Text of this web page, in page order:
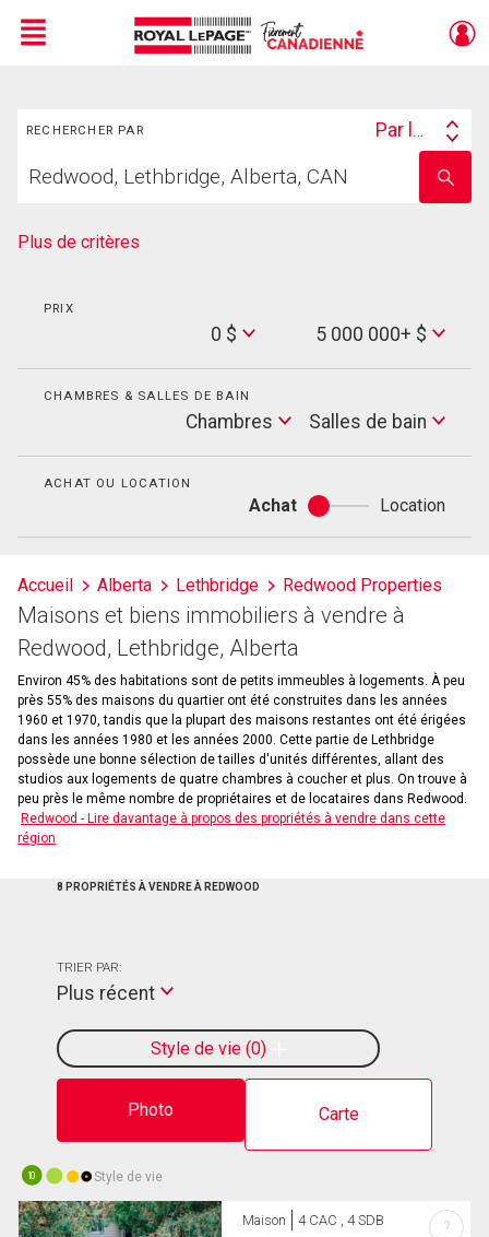
Menu
RECHERCHER PAR
Search
Par lieu
votre
nom
Plus de critères
PRIX
0 $
Max
Price
5 000 000+ $
CHAMBRES & SALLES DE BAIN
Chambres
Salles
de
Salles de bain
ACHAT OU LOCATION
Achat
Achat
ou
Location
Accueil Alberta Lethbridge Redwood Properties
Maisons et biens immobiliers à vendre à
Redwood, Lethbridge, Alberta
Environ 45% des habitations sont de petits immeubles à logements. À peu
près 55% des maisons du quartier ont été construites dans les années
1960 et 1970, tandis que la plupart des maisons restantes ont été érigées
dans les années 1980 et les années 2000. Cette partie de Lethbridge
possède une bonne sélection de tailles d'unités différentes, allant des
studios aux logements de quatre chambres à coucher et plus. On trouve à
peu près le même nombre de propriétaires et de locataires dans Redwood.
Redwood - Lire davantage à propos des propriétés à vendre dans cette
région
8 PROPRIÉTÉS À VENDRE À REDWOOD
Photo Carte
Style de vie 0
TRIER PAR:
Plus récent
10 Style de vie
Maison 4 CAC , 4 SDB ?